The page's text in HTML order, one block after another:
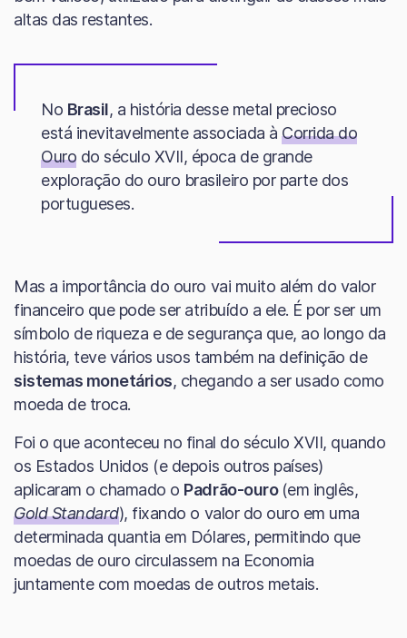
altas das restantes.
No Brasil, a história desse metal precioso
está inevitavelmente associada àCorrida do
Ouro do século XVII, época de grande
exploração do ouro brasileiro por parte dos
portugueses.
Mas a importância do ouro vai muito além do valor
financeiro que pode ser atribuído a ele. É por ser um
símbolo de riqueza e de segurança que, ao longo da
história, teve vários usos também na definição de
sistemas monetários, chegando a ser usado como
moeda de troca.
Foi o que aconteceu no final do século XVII, quando
os Estados Unidos (e depois outros países)
aplicaram o chamado o Padrão-ouro (em inglês,
Gold Standard), fixando o valor do ouro em uma
determinada quantia em Dólares, permitindo que
moedas de ouro circulassem na Economia
juntamente com moedas de outros metais.